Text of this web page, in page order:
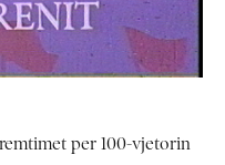
per 100-vjetorin